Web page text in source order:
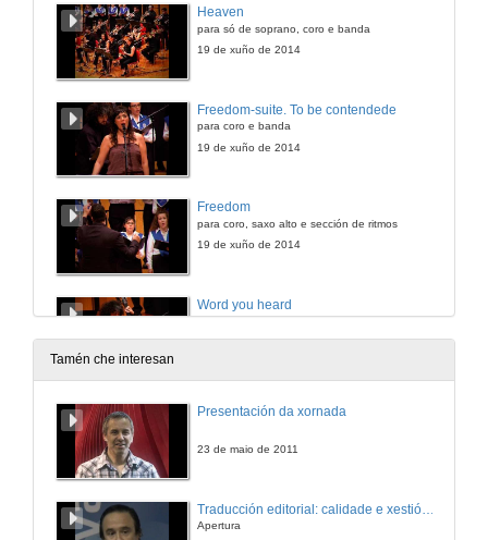
Heaven
para só de soprano, coro e banda
19 de xuño de 2014
Freedom-suite. To be contendede
para coro e banda
19 de xuño de 2014
Freedom
para coro, saxo alto e sección de ritmos
19 de xuño de 2014
Word you heard
para coro e banda
19 de xuño de 2014
Freedom is a Word & Sweet, fat and that
para coro, recitadora e sección de ritmos
para coro, coro falado e banda
Tamén che interesan
Presentación da xornada
23 de maio de 2011
Apertura